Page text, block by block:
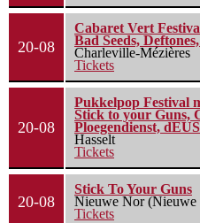
20-08
Cabaret Vert
Bad Seeds,
Charleville-Mézières
Tickets
20-08
Pukkelpop Festival
Stick to your Guns,
Ploegendienst, dEUS
Hasselt
Tickets
20-08
Stick To Your Guns
Nieuwe Nor (Nieuwe
Tickets